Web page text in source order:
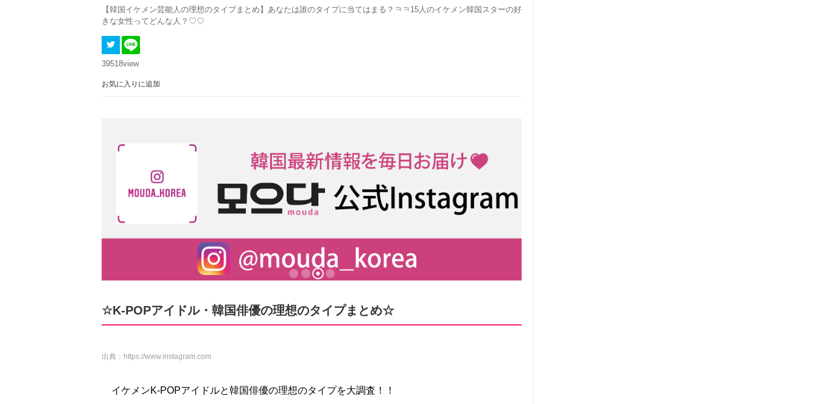
【韓国イケメン芸能人の理想のタイプまとめ】あなたは誰のタイプに当てはまる？ㅋㅋ15人のイケメン韓国スターの好
きな女性ってどんな人？♡♡
39518view
お気に入りに追加
☆K-POPアイドル・韓国俳優の理想のタイプまとめ☆
出典： https://www.instagram.com
イケメンK-POPアイドルと韓国俳優の理想のタイプを大調査！！